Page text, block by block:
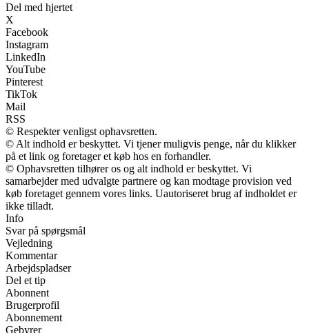
Del med hjertet
X
Facebook
Instagram
LinkedIn
YouTube
Pinterest
TikTok
Mail
RSS
© Respekter venligst ophavsretten.
© Alt indhold er beskyttet. Vi tjener muligvis penge, når du klikker
på et link og foretager et køb hos en forhandler.
© Ophavsretten tilhører os og alt indhold er beskyttet. Vi
samarbejder med udvalgte partnere og kan modtage provision ved
køb foretaget gennem vores links. Uautoriseret brug af indholdet er
ikke tilladt.
Info
Svar på spørgsmål
Vejledning
Kommentar
Arbejdspladser
Del et tip
Abonnent
Brugerprofil
Abonnement
Gebyrer